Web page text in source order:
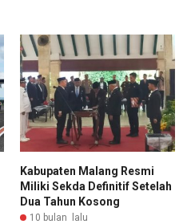
Kabupaten Malang Resmi
Miliki Sekda Definitif Setelah
Dua Tahun Kosong
10 bulan lalu